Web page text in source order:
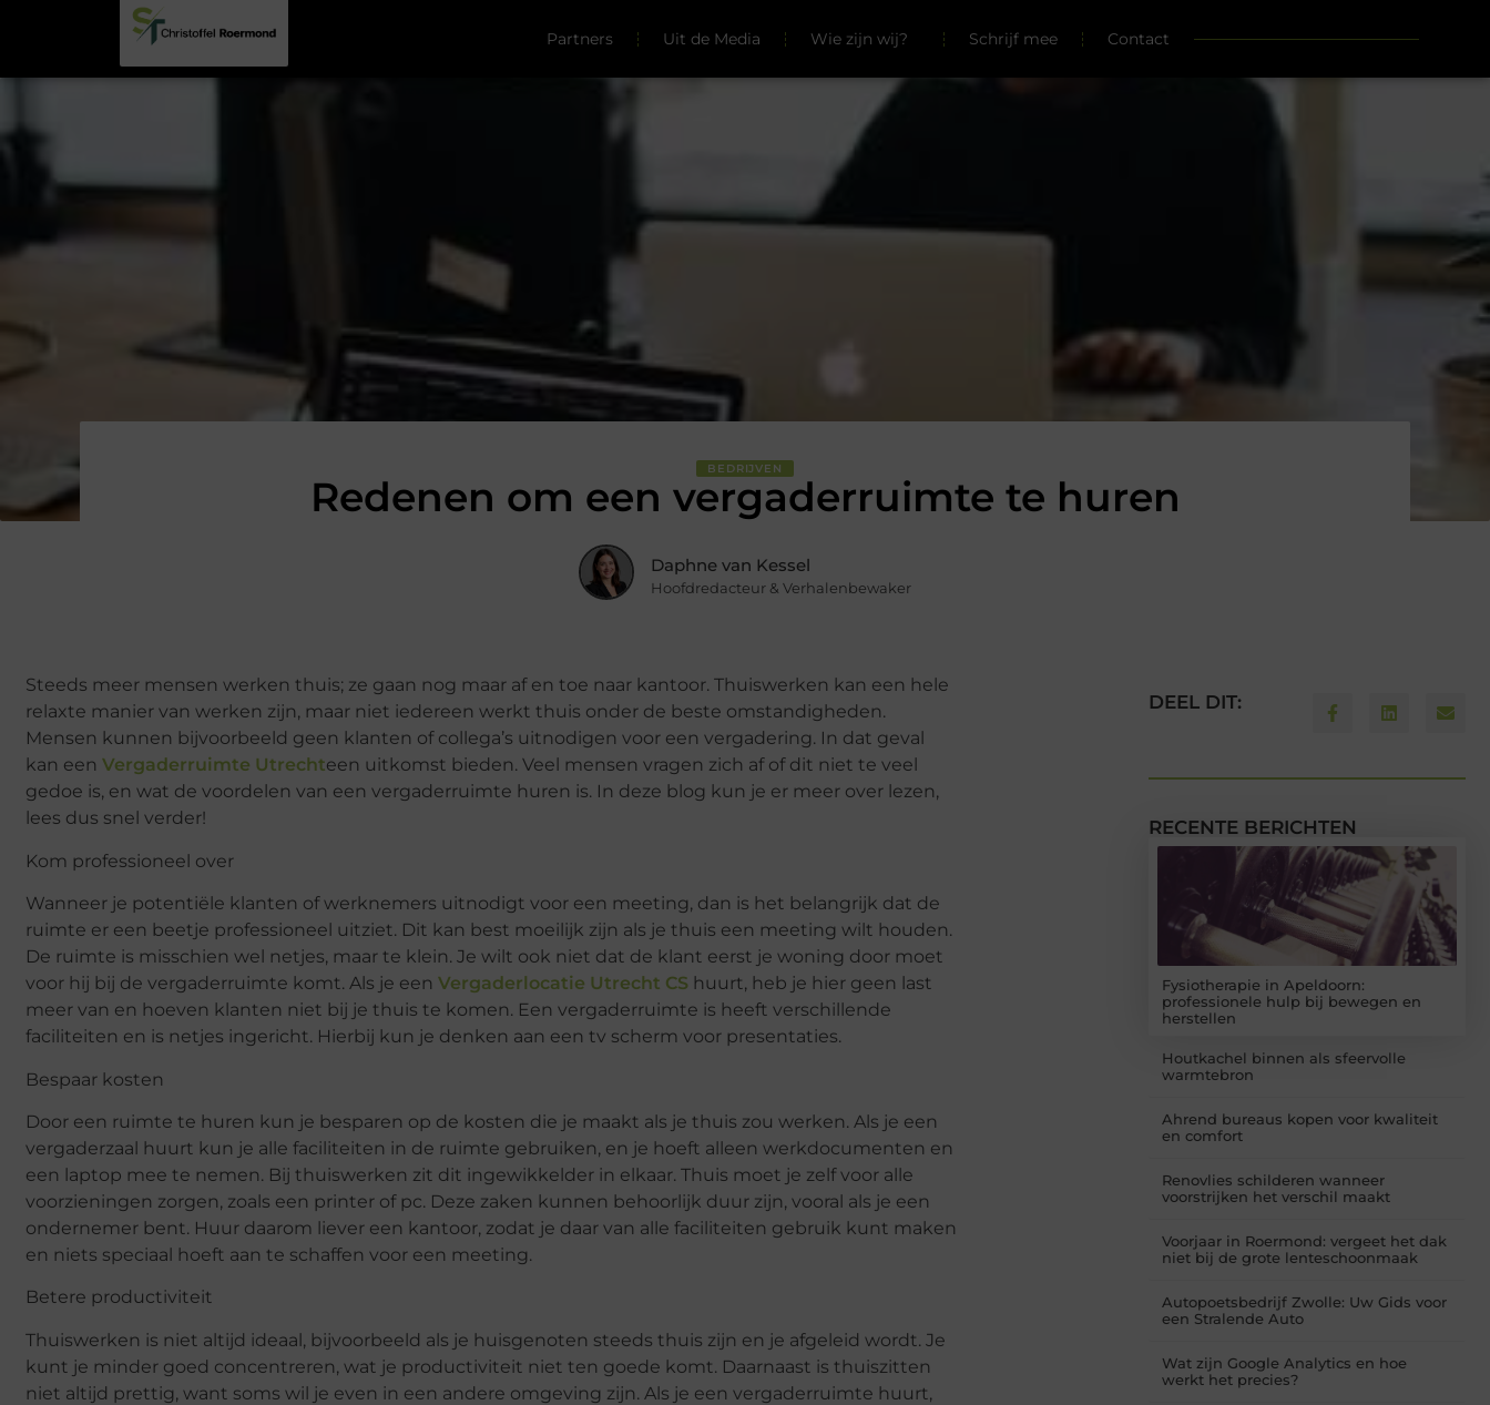
Partners Uit de Media Wie zijn wij? Schrijf mee Contact
BEDRIJVEN
Redenen om een vergaderruimte te huren
Daphne van Kessel
Hoofdredacteur & Verhalenbewaker
Steeds meer mensen werken thuis; ze gaan nog maar af en toe naar kantoor. Thuiswerken kan een hele
relaxte manier van werken zijn, maar niet iedereen werkt thuis onder de beste omstandigheden.
Mensen kunnen bijvoorbeeld geen klanten of collega’s uitnodigen voor een vergadering. In dat geval
kan een Vergaderruimte Utrechteen uitkomst bieden. Veel mensen vragen zich af of dit niet te veel
gedoe is, en wat de voordelen van een vergaderruimte huren is. In deze blog kun je er meer over lezen,
lees dus snel verder!
Kom professioneel over
Wanneer je potentiële klanten of werknemers uitnodigt voor een meeting, dan is het belangrijk dat de
ruimte er een beetje professioneel uitziet. Dit kan best moeilijk zijn als je thuis een meeting wilt houden.
De ruimte is misschien wel netjes, maar te klein. Je wilt ook niet dat de klant eerst je woning door moet
voor hij bij de vergaderruimte komt. Als je een Vergaderlocatie Utrecht CS huurt, heb je hier geen last
meer van en hoeven klanten niet bij je thuis te komen. Een vergaderruimte is heeft verschillende
faciliteiten en is netjes ingericht. Hierbij kun je denken aan een tv scherm voor presentaties.
Bespaar kosten
Door een ruimte te huren kun je besparen op de kosten die je maakt als je thuis zou werken. Als je een
vergaderzaal huurt kun je alle faciliteiten in de ruimte gebruiken, en je hoeft alleen werkdocumenten en
een laptop mee te nemen. Bij thuiswerken zit dit ingewikkelder in elkaar. Thuis moet je zelf voor alle
voorzieningen zorgen, zoals een printer of pc. Deze zaken kunnen behoorlijk duur zijn, vooral als je een
ondernemer bent. Huur daarom liever een kantoor, zodat je daar van alle faciliteiten gebruik kunt maken
en niets speciaal hoeft aan te schaffen voor een meeting.
Betere productiviteit
Thuiswerken is niet altijd ideaal, bijvoorbeeld als je huisgenoten steeds thuis zijn en je afgeleid wordt. Je
kunt je minder goed concentreren, wat je productiviteit niet ten goede komt. Daarnaast is thuiszitten
niet altijd prettig, want soms wil je even in een andere omgeving zijn. Als je een vergaderruimte huurt,
DEEL DIT:
RECENTE BERICHTEN
Fysiotherapie in Apeldoorn:
professionele hulp bij bewegen en
herstellen
Houtkachel binnen als sfeervolle
warmtebron
Ahrend bureaus kopen voor kwaliteit
en comfort
Renovlies schilderen wanneer
voorstrijken het verschil maakt
Voorjaar in Roermond: vergeet het dak
niet bij de grote lenteschoonmaak
Autopoetsbedrijf Zwolle: Uw Gids voor
een Stralende Auto
Wat zijn Google Analytics en hoe
werkt het precies?